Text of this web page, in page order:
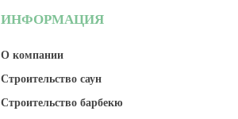
ИНФОРМАЦИЯ
О компании
Строительство саун
Строительство барбекю